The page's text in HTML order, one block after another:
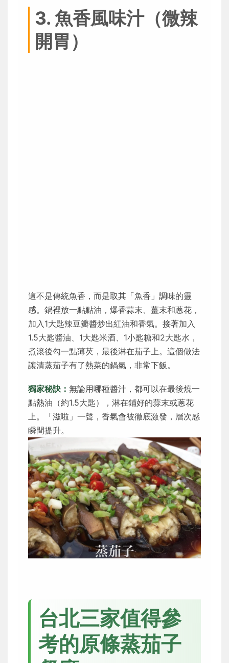
3. 魚香風味汁（微辣
開胃）
這不是傳統魚香，而是取其「魚香」調味的靈
感。鍋裡放一點點油，爆香蒜末、薑末和蔥花，
加入1大匙辣豆瓣醬炒出紅油和香氣。接著加入
1.5大匙醬油、1大匙米酒、1小匙糖和2大匙水，
煮滾後勾一點薄芡，最後淋在茄子上。這個做法
讓清蒸茄子有了熱菜的鍋氣，非常下飯。
獨家秘訣： 無論用哪種醬汁，都可以在最後燒一
點熱油（約1.5大匙），淋在鋪好的蒜末或蔥花
上。「滋啦」一聲，香氣會被徹底激發，層次感
瞬間提升。
台北三家值得參
考的原條蒸茄子